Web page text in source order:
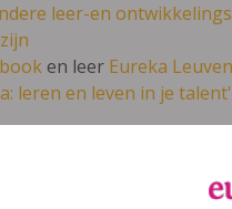
leer-en
en leer Eureka
leren en leven in je talent'